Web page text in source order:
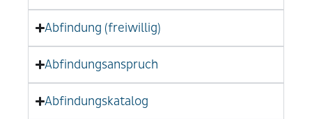
Abfindung (freiwillig)
Abfindungsanspruch
Abfindungskatalog